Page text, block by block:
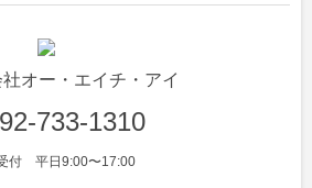
オー・エイチ・アイ
733-1310
付 平日9:00〜17:00